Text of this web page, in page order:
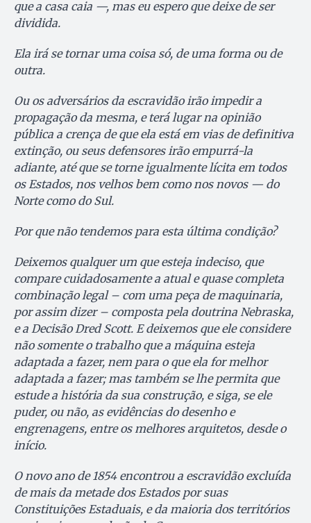
que a casa caia —, mas eu espero que deixe de ser
dividida.
Ela irá se tornar uma coisa só, de uma forma ou de
outra.
Ou os adversários da escravidão irão impedir a
propagação da mesma, e terá lugar na opinião
pública a crença de que ela está em vias de definitiva
extinção, ou seus defensores irão empurrá-la
adiante, até que se torne igualmente lícita em todos
os Estados, nos velhos bem como nos novos — do
Norte como do Sul.
Por que não tendemos para esta última condição?
Deixemos qualquer um que esteja indeciso, que
compare cuidadosamente a atual e quase completa
combinação legal – com uma peça de maquinaria,
por assim dizer – composta pela doutrina Nebraska,
e a Decisão Dred Scott. E deixemos que ele considere
não somente o trabalho que a máquina esteja
adaptada a fazer, nem para o que ela for melhor
adaptada a fazer; mas também se lhe permita que
estude a história da sua construção, e siga, se ele
puder, ou não, as evidências do desenho e
engrenagens, entre os melhores arquitetos, desde o
início.
O novo ano de 1854 encontrou a escravidão excluída
de mais da metade dos Estados por suas
Constituições Estaduais, e da maioria dos territórios